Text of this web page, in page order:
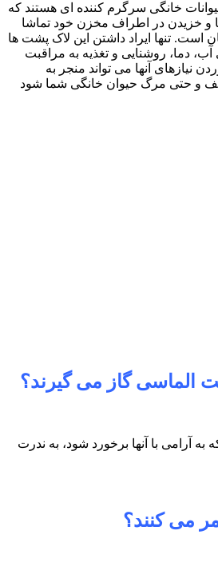
خانگی سرگرم کننده ای هستند که
و خزیدن در اطراف مخزن خود تماشا
است. تنها ایراد داشتن این لاک پشت ها
دما، روشنایی و تغذیه به مراقبت
نیازهای آنها می تواند منجر به
و حتی مرگ حیوان خانگی شما شود
الماسی گاز می گیرند؟
به آرامی با آنها برخورد شود، به ندرت
می کنند؟